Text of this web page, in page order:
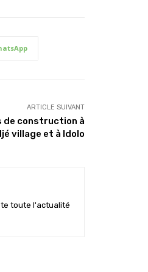
ARTICLE SUIVANT
de construction à
village et à Idolo
toute l'actualité